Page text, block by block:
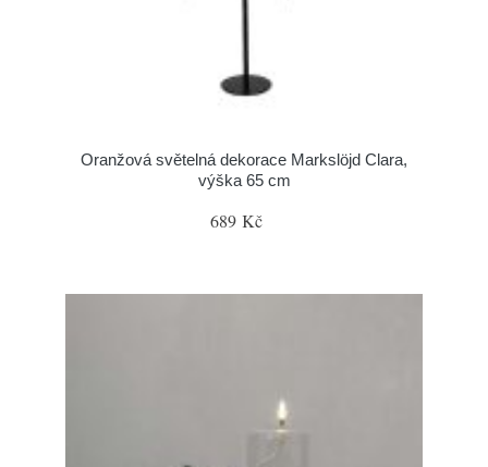
Oranžová světelná dekorace Markslöjd Clara,
výška 65 cm
689 Kč